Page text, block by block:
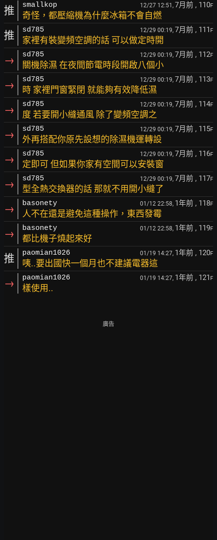
推 smallkop 12/27 12:51, 7月前 , 110F
奇怪，都壓縮機為什麼冰箱不會自燃
推 sd785 12/29 00:19, 7月前 , 111 F
家裡有裝變頻空調的話 可以做定時開
→ sd785 12/29 00:19, 7月前 , 112F
關機除濕 在夜間節電時段開啟八個小
→ sd785 12/29 00:19, 7月前 , 113F
時 家裡門窗緊閉 就能夠有效降低濕
→ sd785 12/29 00:19, 7月前 , 114F
度 若要開小縫通風 除了變頻空調之
→ sd785 12/29 00:19, 7月前 , 115F
外再搭配你原先設想的除濕機運轉設
→ sd785 12/29 00:19, 7月前 , 116F
定即可 但如果你家有空間可以安裝窗
→ sd785 12/29 00:19, 7月前 , 117F
型全熱交換器的話 那就不用開小縫了
→ basonety 01/12 22:58, 1年前 , 118F
人不在還是避免這種操作，東西發霉
→ basonety 01/12 22:58, 1年前 , 119F
都比機子燒起來好
推 paomian1026 01/19 14:27, 1年前 , 120F
咦..要出國快一個月也不建議電器這
→ paomian1026 01/19 14:27, 1年前 , 121 F
樣使用..
廣告